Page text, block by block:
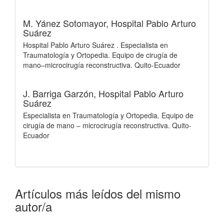
M. Yánez Sotomayor, Hospital Pablo Arturo
Suárez
Hospital Pablo Arturo Suárez . Especialista en
Traumatología y Ortopedia. Equipo de cirugía de
mano–microcirugía reconstructiva. Quito-Ecuador
J. Barriga Garzón, Hospital Pablo Arturo
Suárez
Especialista en Traumatología y Ortopedia. Equipo de
cirugía de mano – microcirugía reconstructiva. Quito-
Ecuador
Artículos más leídos del mismo
autor/a